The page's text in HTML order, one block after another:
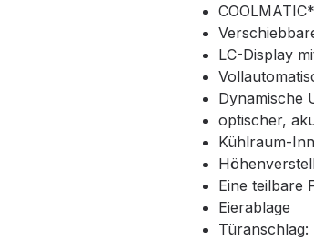
LC-Display
Dynamische
optischer,
Kühlraum-
Eine teilbare
Eierablage